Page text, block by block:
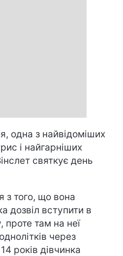
одна з найвідоміших
і найгарніших
святкує день
з того, що вона
дозвіл вступити в
проте там на неї
через
років дівчинка